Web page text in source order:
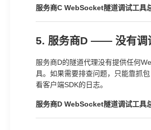
服务商C WebSocket隧道调试工具
5. 服务商D —— 没有调
服务商D的隧道代理没有提供任何
具。如果需要排查问题，只能靠抓
看客户端SDK的日志。
服务商D WebSocket隧道调试工具